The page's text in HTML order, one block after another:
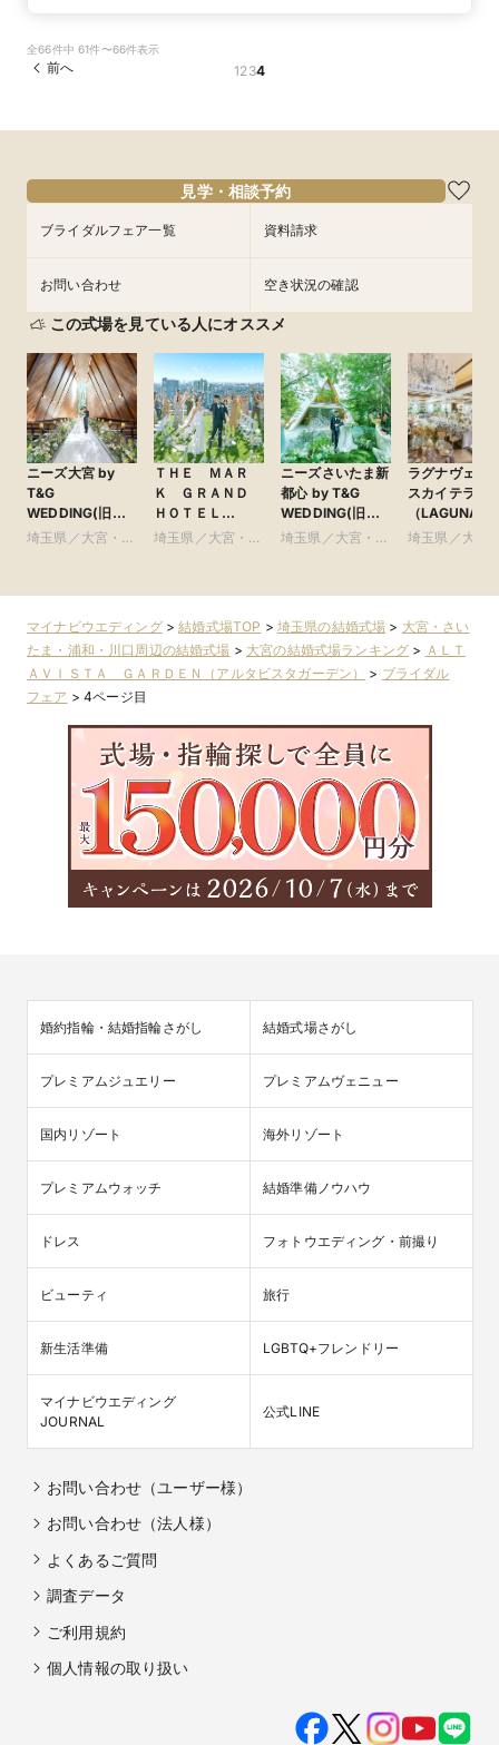
全66件中 61件〜66件表示
前へ 1234
見学・相談予約
ブライダルフェア一覧 資料請求
お問い合わせ 空き状況の確認
この式場を見ている人にオススメ
ニーズ大宮 by
T&G
WEDDING(旧
アーヴェリール迎
埼玉県／大宮・さ
ＴＨＥ ＭＡＲ
Ｋ ＧＲＡＮＤ
ＨＯＴＥＬ
●Plan・Do・See
埼玉県／大宮・さ
ニーズさいたま新
都心 by T&G
WEDDING(旧
ガーデンヒルズ迎
埼玉県／大宮・さ
ラグナヴェー
スカイテラス
（
SkyTerrace）
埼玉県／大宮
マイナビウエディング>結婚式場TOP > 埼玉県の結婚式場 > 大宮・さい
たま・浦和・川口周辺の結婚式場 > 大宮の結婚式場ランキング > ＡＬＴ
ＡＶＩＳＴＡ ＧＡＲＤＥＮ（アルタビスタガーデン）
> ブライダル
フェア >4ページ目
婚約指輪・結婚指輪さがし 結婚式場さがし
プレミアムジュエリー プレミアムヴェニュー
国内リゾート 海外リゾート
プレミアムウォッチ 結婚準備ノウハウ
ドレス フォトウエディング・前撮り
ビューティ 旅行
新生活準備 LGBTQ+フレンドリー
マイナビウエディング
JOURNAL
公式LINE
お問い合わせ（ユーザー様）
お問い合わせ（法人様）
よくあるご質問
調査データ
ご利用規約
個人情報の取り扱い